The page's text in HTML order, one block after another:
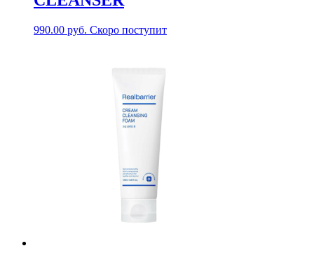
990.00 руб. Скоро поступит